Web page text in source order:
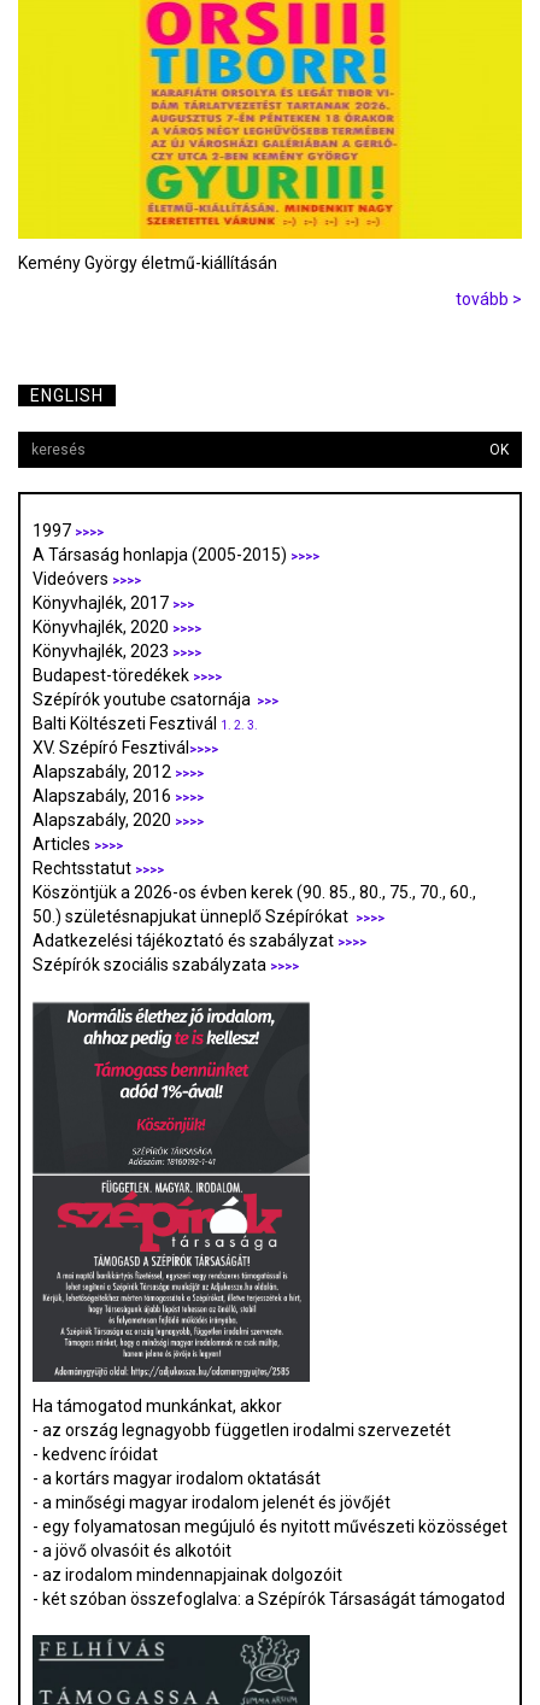
Kemény György életmű-kiállításán
tovább >
ENGLISH
OK
1997 >>>>
A Társaság honlapja (2005-2015) >>>>
Videóvers >>>>
Könyvhajlék, 2017 >>>
Könyvhajlék, 2020 >>>>
Könyvhajlék, 2023 >>>>
Budapest-töredékek >>>>
Szépírók youtube csatornája >>>
Balti Költészeti Fesztivál 1. 2. 3.
XV. Szépíró Fesztivál >>>>
Alapszabály, 2012 >>>>
Alapszabály, 2016 >>>>
Alapszabály, 2020 >>>>
Articles >>>>
Rechtsstatut >>>>
Köszöntjük a 2026-os évben kerek (90. 85., 80., 75., 70., 60.,
50.) születésnapjukat ünneplő Szépírókat
>>>>
Adatkezelési tájékoztató és szabályzat >>>>
Szépírók szociális szabályzata >>>>
Ha támogatod munkánkat, akkor
- az ország legnagyobb független irodalmi szervezetét
- kedvenc íróidat
- a kortárs magyar irodalom oktatását
- a minőségi magyar irodalom jelenét és jövőjét
- egy folyamatosan megújuló és nyitott művészeti közösséget
- a jövő olvasóit és alkotóit
- az irodalom mindennapjainak dolgozóit
- két szóban összefoglalva: a Szépírók Társaságát támogatod